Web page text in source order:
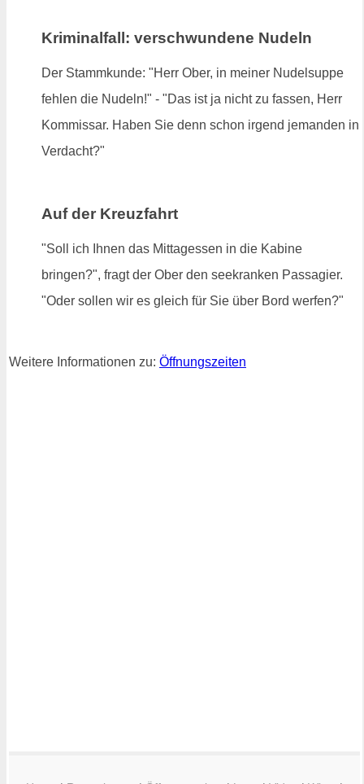
Kriminalfall: verschwundene Nudeln
Der Stammkunde: "Herr Ober, in meiner Nudelsuppe
fehlen die Nudeln!" - "Das ist ja nicht zu fassen, Herr
Kommissar. Haben Sie denn schon irgend jemanden in
Verdacht?"
Auf der Kreuzfahrt
"Soll ich Ihnen das Mittagessen in die Kabine
bringen?", fragt der Ober den seekranken Passagier.
"Oder sollen wir es gleich für Sie über Bord werfen?"
Weitere Informationen zu: Öffnungszeiten